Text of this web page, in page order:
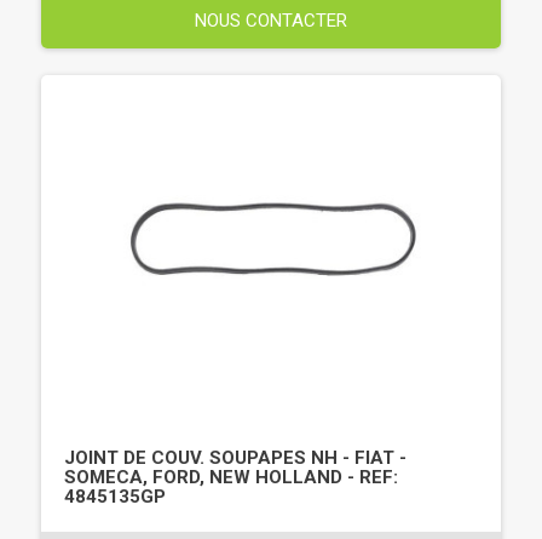
NOUS CONTACTER
JOINT DE COUV. SOUPAPES NH - FIAT -
SOMECA, FORD, NEW HOLLAND - REF:
4845135GP